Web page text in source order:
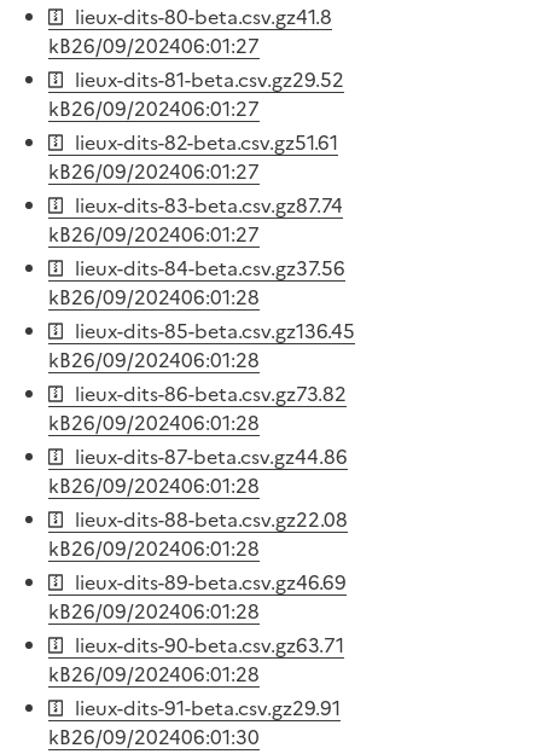
lieux-dits-80-beta.csv.gz41.8
kB26/09/202406:01:27
lieux-dits-81-beta.csv.gz29.52
kB26/09/202406:01:27
lieux-dits-82-beta.csv.gz51.61
kB26/09/202406:01:27
lieux-dits-83-beta.csv.gz87.74
kB26/09/202406:01:27
lieux-dits-84-beta.csv.gz37.56
kB26/09/202406:01:28
lieux-dits-85-beta.csv.gz136.45
kB26/09/202406:01:28
lieux-dits-86-beta.csv.gz73.82
kB26/09/202406:01:28
lieux-dits-87-beta.csv.gz44.86
kB26/09/202406:01:28
lieux-dits-88-beta.csv.gz22.08
kB26/09/202406:01:28
lieux-dits-89-beta.csv.gz46.69
kB26/09/202406:01:28
lieux-dits-90-beta.csv.gz63.71
kB26/09/202406:01:28
lieux-dits-91-beta.csv.gz29.91
kB26/09/202406:01:30